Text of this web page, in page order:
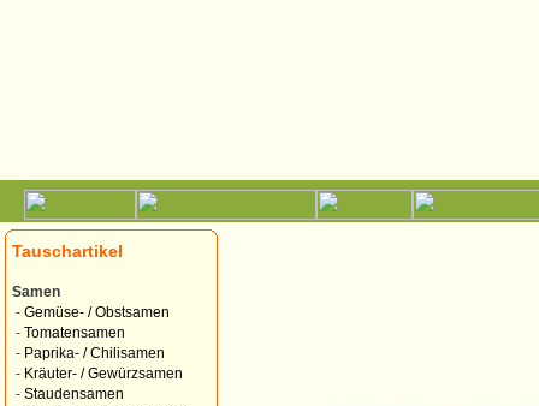
Tauschartikel
Samen
- Gemüse- / Obstsamen
- Tomatensamen
- Paprika- / Chilisamen
- Kräuter- / Gewürzsamen
- Staudensamen